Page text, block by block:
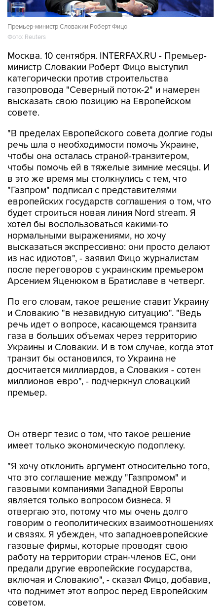
Премьер-министр Словакии Роберт Фицо
Фото: Reuters
Москва. 10 сентября. INTERFAX.RU - Премьер-
министр Словакии Роберт Фицо выступил
категорически против строительства
газопровода "Северный поток-2" и намерен
высказать свою позицию на Европейском
совете.
"В пределах Европейского совета долгие годы
речь шла о необходимости помочь Украине,
чтобы она осталась страной-транзитером,
чтобы помочь ей в тяжелые зимние месяцы. И
в это же время мы столкнулись с тем, что
"Газпром" подписал с представителями
европейских государств соглашения о том, что
будет строиться новая линия Nord stream. Я
хотел бы воспользоваться какими-то
нормальными выражениями, но хочу
высказаться экспрессивно: они просто делают
из нас идиотов", - заявил Фицо журналистам
после переговоров с украинским премьером
Арсением Яценюком в Братиславе в четверг.
По его словам, такое решение ставит Украину
и Словакию "в незавидную ситуацию". "Ведь
речь идет о вопросе, касающемся транзита
газа в больших объемах через территорию
Украины и Словакии. И в том случае, когда этот
транзит бы остановился, то Украина не
досчитается миллиардов, а Словакия - сотен
миллионов евро", - подчеркнул словацкий
премьер.
"Я хочу отклонить аргумент относительно того,
газовыми компаниями Западной Европы
является только вопросом бизнеса. Я
отвергаю это, потому что мы очень долго
говорим о геополитических взаимоотношениях
и связях. Я убежден, что западноевропейские
газовые фирмы, которые проводят свою
работу на территории стран-членов ЕС, они
предали другие европейские государства,
включая и Словакию", - сказал Фицо, добавив,
что поднимет этот вопрос перед Европейским
советом.
В июне текущего года "Газпром", E.ON, Shell и